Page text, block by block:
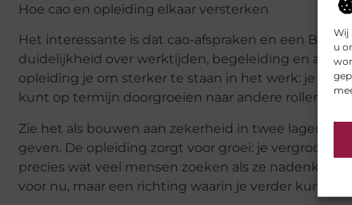
Wij
u
Hoe cao en opleiding elkaar versterken
Het interessante is dat cao-afspraken en een BBL-
duidelijkheid over werktijden, begeleiding en
opleiding je om sterker te staan in het werk: je
kunt op termijn doorgroeien naar andere rollen of
Zie het als bouwen aan zekerheid in twee lagen.
geven. De opleiding zorgt voor groei: je vergroot je
precies wat veel mensen zoeken als ze nadenken
voor nu, maar een richting waarin je verder kunt.